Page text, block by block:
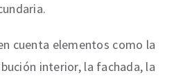
cuenta elementos como la
interior, la fachada, la